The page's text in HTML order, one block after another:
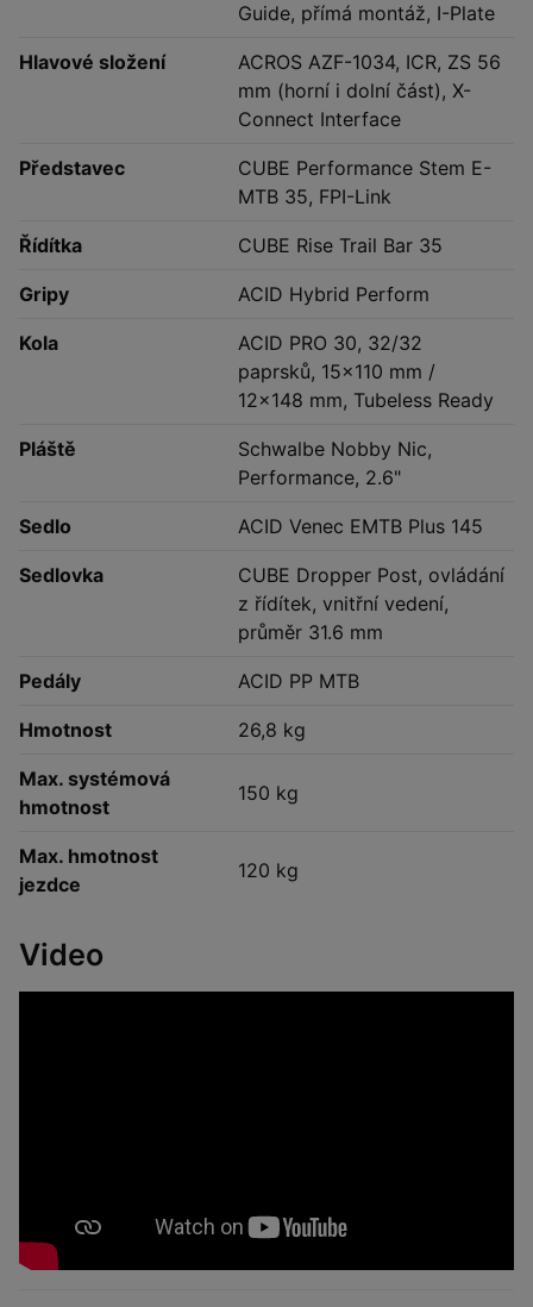
Guide, přímá montáž, I-Plate
Hlavové složení
ACROS AZF-1034, ICR, ZS 56
mm (horní i dolní část), X-
Connect Interface
Představec
CUBE Performance Stem E-
MTB 35, FPI-Link
Řídítka CUBE Rise Trail Bar 35
Gripy ACID Hybrid Perform
Kola
ACID PRO 30, 32/32
paprsků, 15x110 mm /
12x148 mm, Tubeless Ready
Pláště
Schwalbe Nobby Nic,
Performance, 2.6"
Sedlo ACID Venec EMTB Plus 145
Sedlovka
CUBE Dropper Post, ovládání
z řídítek, vnitřní vedení,
průměr 31.6 mm
Pedály ACID PP MTB
Hmotnost 26,8 kg
Max. systémová
hmotnost
150 kg
Max. hmotnost
jezdce
120 kg
Video